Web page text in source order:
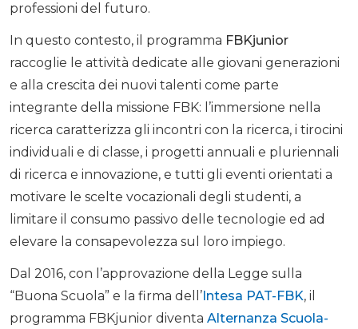
professioni del futuro.
In questo contesto, il programma FBKjunior
raccoglie le attività dedicate alle giovani generazioni
e alla crescita dei nuovi talenti come parte
integrante della missione FBK: l’immersione nella
ricerca caratterizza gli incontri con la ricerca, i tirocini
individuali e di classe, i progetti annuali e pluriennali
di ricerca e innovazione, e tutti gli eventi orientati a
motivare le scelte vocazionali degli studenti, a
limitare il consumo passivo delle tecnologie ed ad
elevare la consapevolezza sul loro impiego.
Dal 2016, con l’approvazione della Legge sulla
“Buona Scuola” e la firma dell’Intesa PAT-FBK, il
programma FBKjunior diventa Alternanza Scuola-